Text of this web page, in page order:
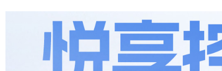
全场景AI创作引擎上
线。悦灵犀AI拥有文
生图、文生视频、图
生视频等12项核心技